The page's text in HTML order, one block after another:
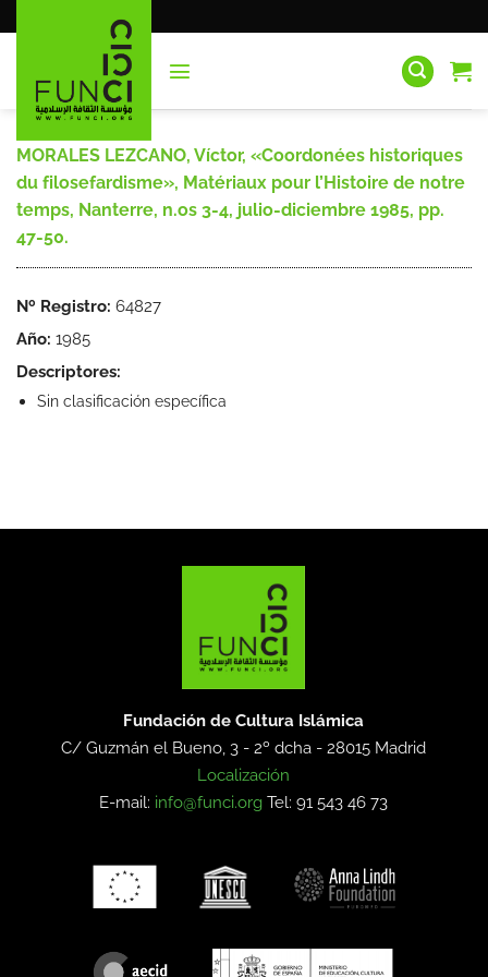
al
MORALES LEZCANO, Víctor, «Coordonées historiques
du filosefardisme», Matériaux pour l’Histoire de notre
temps, Nanterre, n.os 3-4, julio-diciembre 1985, pp.
47-50.
Nº Registro: 64827
Año: 1985
Descriptores:
Sin clasificación específica
Fundación de Cultura Islámica
C/ Guzmán el Bueno, 3 - 2º dcha -28015 Madrid
Localización
E-mail: info@funci.org Tel: 91 543 46 73